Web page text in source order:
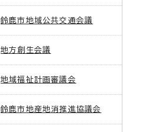
鈴鹿市地域公共交通会議
地方創生会議
地域福祉計画審議会
鈴鹿市地産地消推進協議会